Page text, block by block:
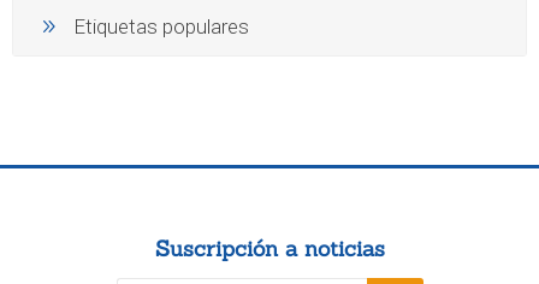
Etiquetas populares
Suscripción a noticias